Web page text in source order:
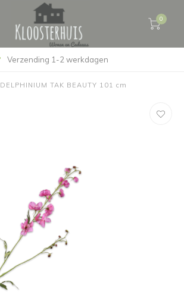
0
Verzending 1-2 werkdagen
DELPHINIUM TAK BEAUTY 101 cm